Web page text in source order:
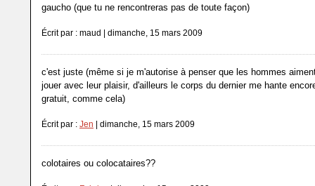
gaucho (que tu ne rencontreras pas de toute façon)
Écrit par : maud | dimanche, 15 mars 2009
c'est juste (même si je m'autorise à penser que les hommes
jouer avec leur plaisir, d'ailleurs le corps du dernier me hante
gratuit, comme cela)
Écrit par : Jen | dimanche, 15 mars 2009
colotaires ou colocataires??